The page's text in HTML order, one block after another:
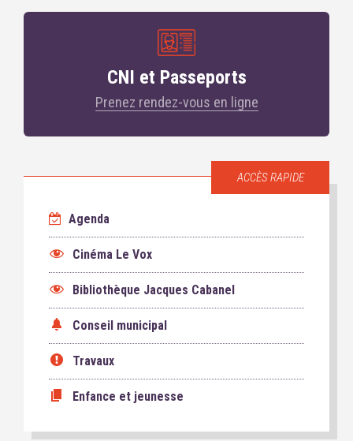
CNI et Passeports
Prenez rendez-vous en ligne
ACCÈS RAPIDE
Agenda
Cinéma Le Vox
Bibliothèque Jacques Cabanel
Conseil municipal
Travaux
Enfance et jeunesse